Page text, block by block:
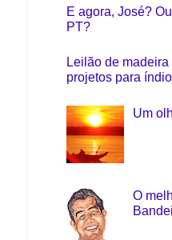
E agora, José?
PT?
Leilão de
projetos para
Um
O